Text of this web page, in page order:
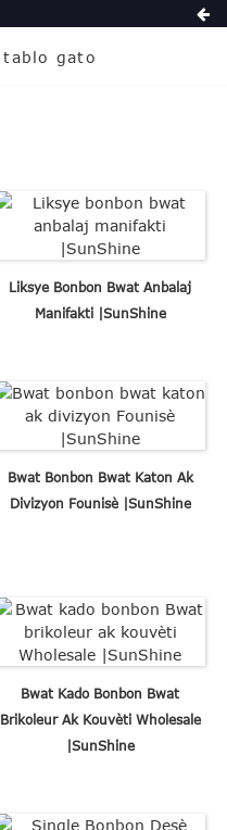
Liksye Bonbon Bwat Anbalaj
Manifakti |SunShine
Bwat Bonbon Bwat Katon Ak
Divizyon Founisè |SunShine
Bwat Kado Bonbon Bwat
Brikoleur Ak Kouvèti Wholesale
|SunShine